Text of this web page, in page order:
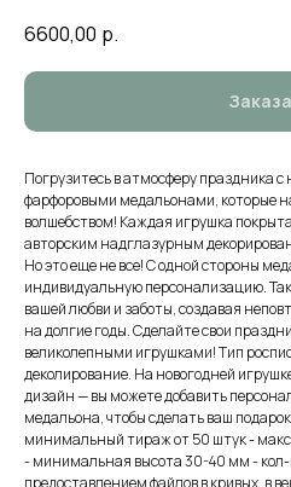
6600,00 р.
Погрузитесь в атмосферу праздника
фарфоровыми медальонами, которые
волшебством! Каждая игрушка
авторским надглазурным
Но это еще не все! С одной стороны
индивидуальную персонализацию.
вашей любви и заботы, создавая
на долгие годы. Сделайте свои
великолепными игрушками! Тип
деколирование. На новогодней
дизайн — вы можете добавить
медальона, чтобы сделать ваш
минимальный тираж от 50 штук -
- минимальная высота 30-40 мм - кол-